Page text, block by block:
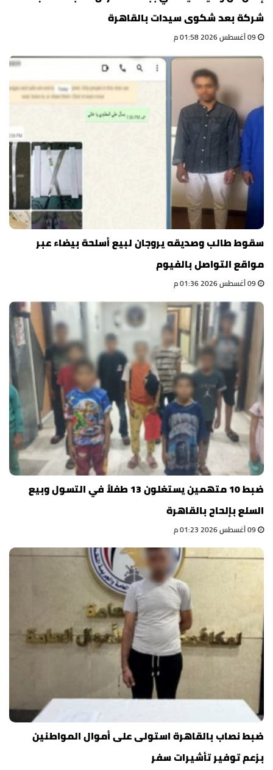
شركة بعد شكوى سيدات بالقاهرة
سقوط طالب وصديقه يروجان لبيع أسلحة بيضاء عبر
مواقع التواصل بالفيوم
ضبط 10 متهمين يستغلون 13 طفلاً في التسول وبيع
السلع بإلحاح بالقاهرة
ضبط نصاب بالقاهرة استولى على أموال المواطنين
بزعم توفير تأشيرات سفر